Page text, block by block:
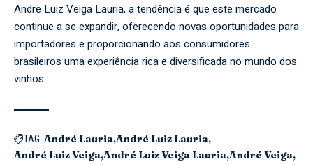
Andre Luiz Veiga Lauria, a tendência é que este mercado
continue a se expandir, oferecendo novas oportunidades para
importadores e proporcionando aos consumidores
brasileiros uma experiência rica e diversificada no mundo dos
vinhos.
TAG: André Lauria André Luiz Lauria
André Luiz Veiga André Luiz Veiga Lauria André Veiga